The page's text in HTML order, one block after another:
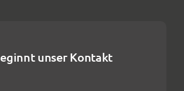
unser Kontakt